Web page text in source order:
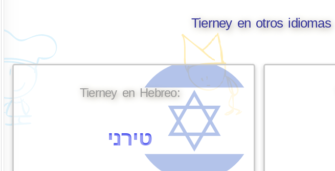
Tierney en otros idiomas
Tierney en Hebreo:
טירני